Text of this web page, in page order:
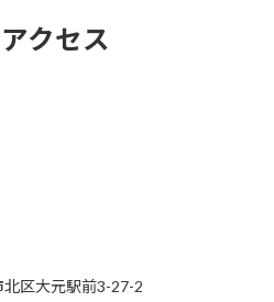
クセス
北区大元駅前3-27-2